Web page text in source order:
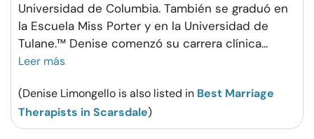
Universidad de Columbia. También se graduó en
la Escuela Miss Porter y en la Universidad de
Tulane.™ Denise comenzó su carrera clínica...
Leer más
(Denise Limongello is also listed in Best Marriage
Therapists in Scarsdale)